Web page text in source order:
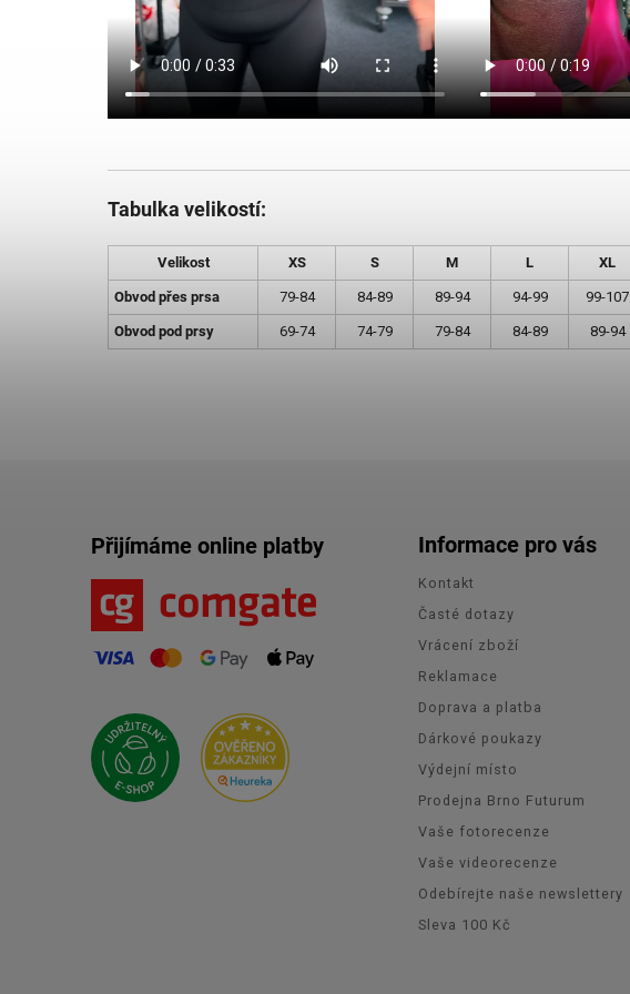
Tabulka velikostí:
Velikost XS S M L XL
Obvod přes prsa 79-84 84-89 89-94 94-99 99-107
Obvod pod prsy 69-74 74-79 79-84 84-89 89-94
Přijímáme online platby Informace pro vás
Kontakt
Časté dotazy
Vrácení zboží
Reklamace
Doprava a platba
Dárkové poukazy
Výdejní místo
Prodejna Brno Futurum
Vaše fotorecenze
Vaše videorecenze
Odebírejte naše newslettery
Sleva 100 Kč